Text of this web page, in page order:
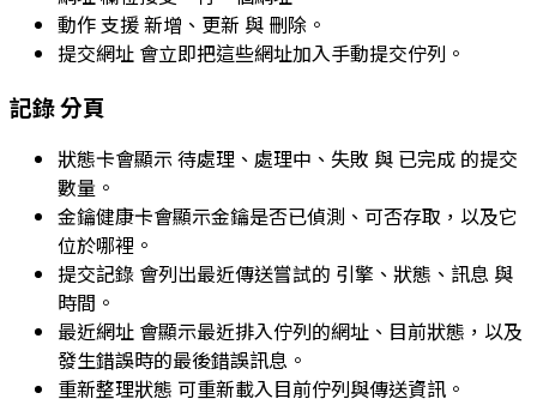
動作支援新增 、 更新 與 刪除 。
提交網址 會立即把這些網址加入手動提交佇列。
記錄分頁
狀態卡會顯示 待處理 、 處理中 、 失敗 與 已完成 的提交
數量。
金鑰健康卡會顯示金鑰是否已偵測、可否存取，以及它
位於哪裡。
提交記錄 會列出最近傳送嘗試的 引擎 、 狀態 、 訊息 與
時間 。
最近網址 會顯示最近排入佇列的網址、目前狀態，以及
發生錯誤時的最後錯誤訊息。
重新整理狀態 可重新載入目前佇列與傳送資訊。